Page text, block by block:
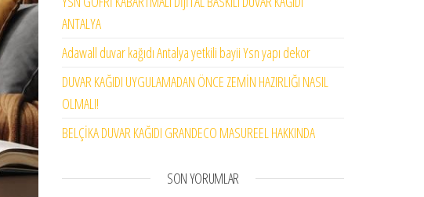
ANTALYA
Adawall duvar kağıdı Antalya yetkili bayii Ysn yapı dekor
DUVAR KAĞIDI UYGULAMADAN ÖNCE ZEMİN HAZIRLIĞI NASIL
OLMALI!
BELÇİKA DUVAR KAĞIDI GRANDECO MASUREEL HAKKINDA
SON YORUMLAR